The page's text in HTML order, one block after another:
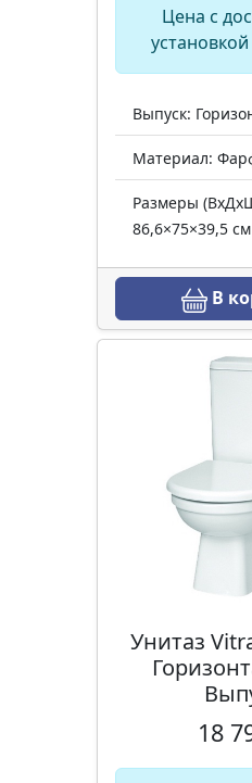
Цена с
Выпуск:
Материал:
Размеры
86,6×75×39,5 см
В
Унитаз
18